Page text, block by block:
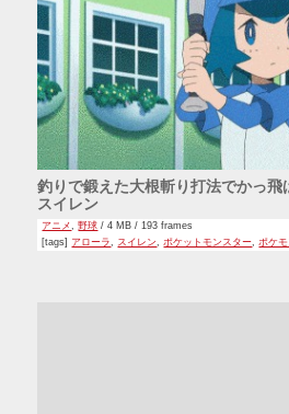
釣りで鍛えた大根斬り打法でかっ
スイレン
アニメ,野球 / 4 MB / 193 frames
[tags] アローラ, スイレン,ポケットモンスター,ポケモ